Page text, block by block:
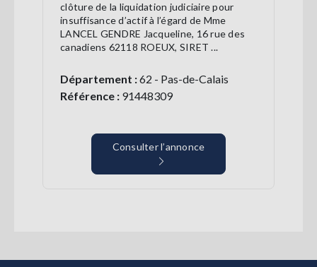
clôture de la liquidation judiciaire pour
insuffisance d’actif à l’égard de Mme
LANCEL GENDRE Jacqueline, 16 rue des
canadiens 62118 ROEUX, SIRET ...
Département :62 - Pas-de-Calais
Référence : 91448309
Consulter l’annonce